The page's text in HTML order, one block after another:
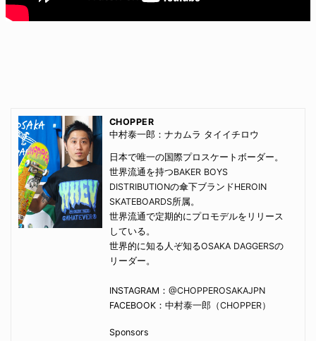
CHOPPER
中村泰一郎：ナカムラ タイイチロウ
日本で唯一の国際プロスケートボーダー。
世界流通を持つBAKER BOYS
DISTRIBUTIONの傘下ブランドHEROIN
SKATEBOARDS所属。
世界流通で定期的にプロモデルをリリース
している。
世界的に知る人ぞ知るOSAKA DAGGERSの
リーダー。
INSTAGRAM： @CHOPPEROSAKAJPN
FACEBOOK： 中村泰一郎（CHOPPER）
Sponsors